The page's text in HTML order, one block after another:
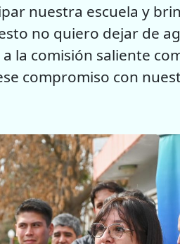
nuestra escuela y
no quiero dejar de
a la comisión saliente
compromiso con